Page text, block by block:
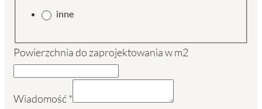
inne
Powierzchnia do zaprojektowania w m2
Wiadomość*